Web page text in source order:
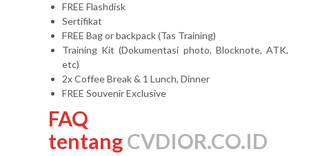
FREE Flashdisk
Sertifikat
FREE Bag or backpack (Tas Training)
Training Kit (Dokumentasi photo, Blocknote, ATK,
etc)
2x Coffee Break & 1 Lunch, Dinner
FREE Souvenir Exclusive
FAQ
tentangCVDIOR.CO.ID